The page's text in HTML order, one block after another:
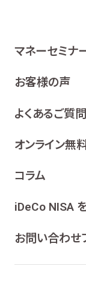
当社は、個人
イン及び、所
個人情報保護
2 利用目的
当社は、お
必要な範囲
ンケ
グ及
当社
マネーセミナ
お客様の声
よくあるご質問
オンライン無
コラム
iDeCo NISA
お問い合わせ